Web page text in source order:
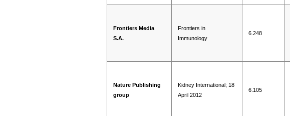
Frontiers Media
S.A.
Frontiers in
Immunology
6.248
Nature Publishing
group
Kidney International; 18
April 2012
6.105